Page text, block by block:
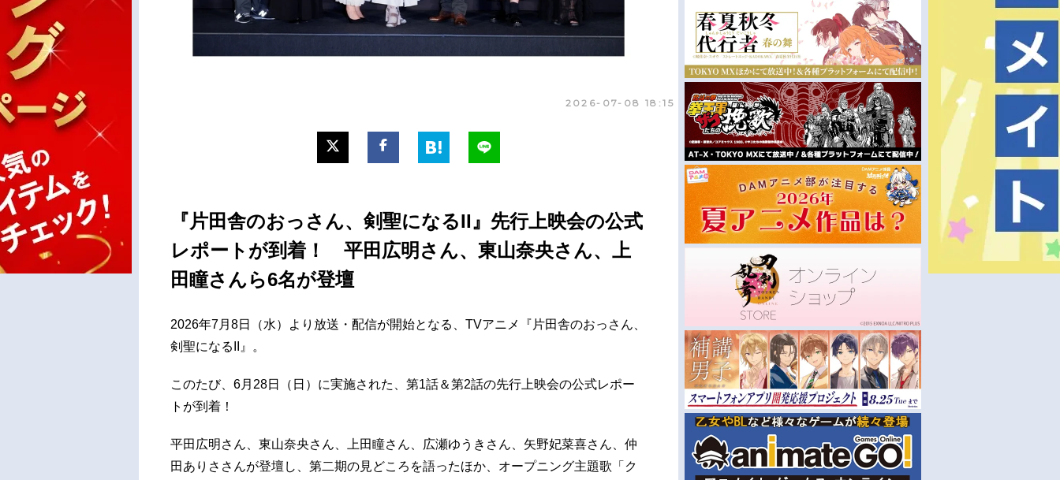
2026-07-08 18:15
『片田舎のおっさん、剣聖になるII』先行上映会の公式
レポートが到着！ 平田広明さん、東山奈央さん、上
田瞳さんら6名が登壇
2026年7月8日（水）より放送・配信が開始となる、TVアニメ『片田舎のおっさん、
剣聖になるII』。
このたび、6月28日（日）に実施された、第1話＆第2話の先行上映会の公式レポー
トが到着！
平田広明さん、東山奈央さん、上田瞳さん、広瀬ゆうきさん、矢野妃菜喜さん、仲
田ありささんが登壇し、第二期の見どころを語ったほか、オープニング主題歌「ク